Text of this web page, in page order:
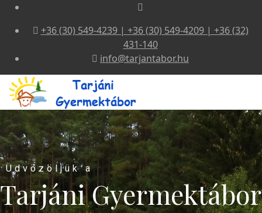
+36 (30) 549-4239 | +36 (30) 549-4209 | +36 (32)
431-140
info@tarjantabor.hu
Üdvözöljük a
Tarjáni Gyermektábor